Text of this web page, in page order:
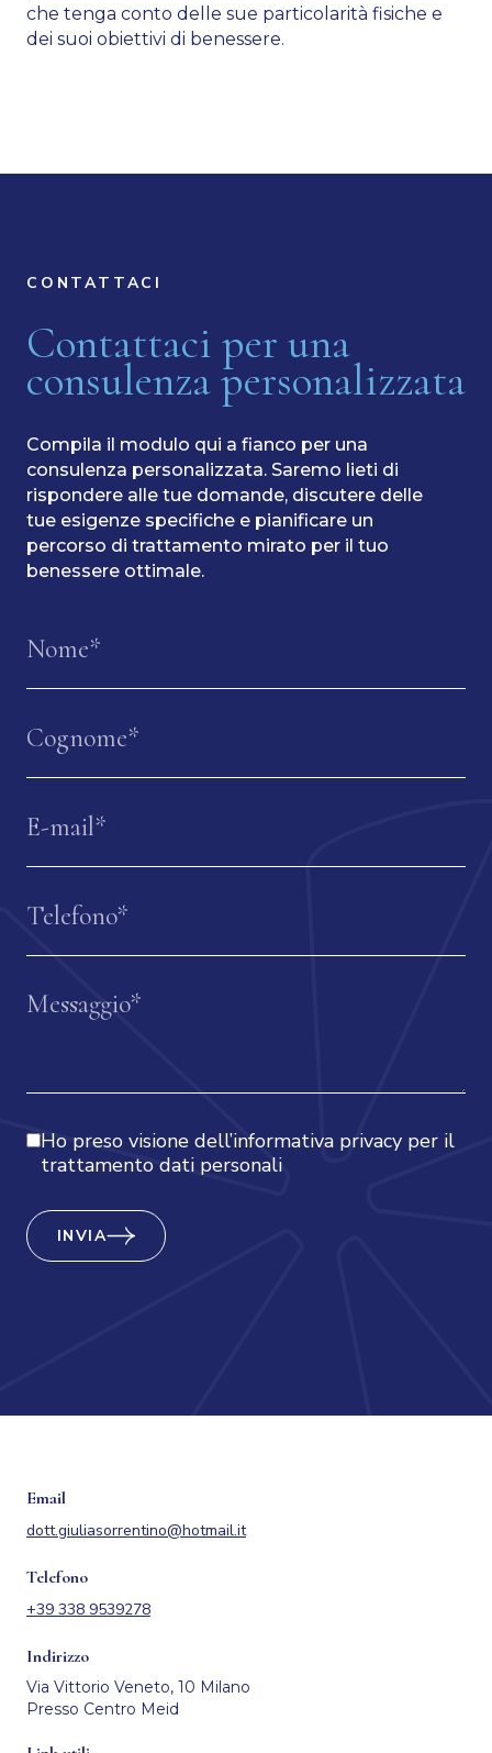
che tenga conto delle sue particolarità fisiche e
dei suoi obiettivi di benessere.
CONTATTACI
Contattaci per una
consulenza personalizzata
Compila il modulo qui a fianco per una
consulenza personalizzata. Saremo lieti di
rispondere alle tue domande, discutere delle
tue esigenze specifiche e pianificare un
percorso di trattamento mirato per il tuo
benessere ottimale.
Ho preso visione dell’informativa privacy per il
trattamento dati personali
INVIA
Email
dott.giuliasorrentino@hotmail.it
Telefono
+39 338 9539278
Indirizzo
Via Vittorio Veneto, 10 Milano
Presso Centro Meid